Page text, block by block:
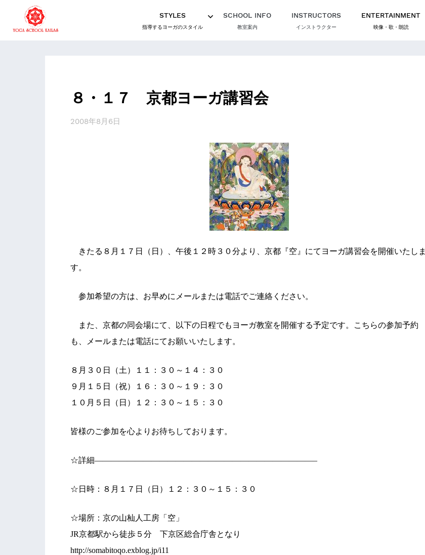
STYLES
指導するヨーガのスタイル
SCHOOL INFO
教室案内
INSTRUCTORS
インストラクター
ENTERTAINMENT
映像・歌・朗読
８・１７ 京都ヨーガ講習会
2008年8月6日
きたる８月１７日（日）、午後１２時３０分より、京都『空』にてヨーガ講習会を開催いたしま
す。
参加希望の方は、お早めにメールまたは電話でご連絡ください。
また、京都の同会場にて、以下の日程でもヨーガ教室を開催する予定です。こちらの参加予約
も、メールまたは電話にてお願いいたします。
８月３０日（土）１１：３０～１４：３０
９月１５日（祝）１６：３０～１９：３０
１０月５日（日）１２：３０～１５：３０
皆様のご参加を心よりお待ちしております。
☆詳細———————————————————————————–
☆日時：８月１７日（日）１２：３０～１５：３０
☆場所：京の山杣人工房「空」
JR京都駅から徒歩５分 下京区総合庁舎となり
http://somabitoqo.exblog.jp/i11